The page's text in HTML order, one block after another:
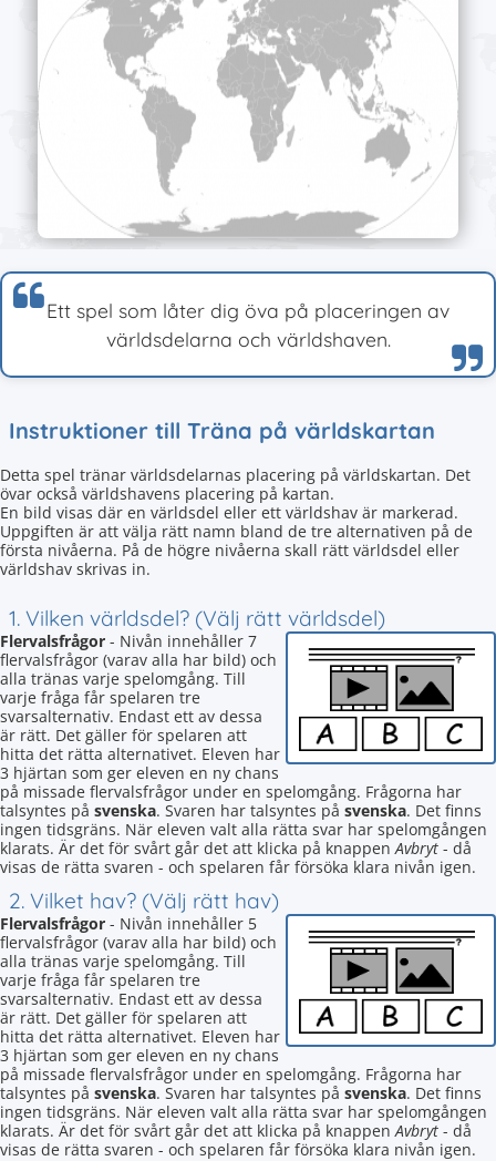
Ett spel som låter dig öva på placeringen av
världsdelarna och världshaven.
Instruktioner till Träna på världskartan
Detta spel tränar världsdelarnas placering på världskartan. Det
övar också världshavens placering på kartan.
En bild visas där en världsdel eller ett världshav är markerad.
Uppgiften är att välja rätt namn bland de tre alternativen på de
första nivåerna. På de högre nivåerna skall rätt världsdel eller
världshav skrivas in.
1. Vilken världsdel? (Välj rätt världsdel)
Flervalsfrågor - Nivån innehåller 7
flervalsfrågor (varav alla har bild) och
alla tränas varje spelomgång. Till
varje fråga får spelaren tre
svarsalternativ. Endast ett av dessa
är rätt. Det gäller för spelaren att
hitta det rätta alternativet. Eleven har
3 hjärtan som ger eleven en ny chans
på missade flervalsfrågor under en spelomgång. Frågorna har
talsyntes på svenska. Svaren har talsyntes på svenska. Det finns
ingen tidsgräns. När eleven valt alla rätta svar har spelomgången
klarats. Är det för svårt går det att klicka på knappenAvbryt - då
visas de rätta svaren - och spelaren får försöka klara nivån igen.
2. Vilket hav? (Välj rätt hav)
Flervalsfrågor - Nivån innehåller 5
flervalsfrågor (varav alla har bild) och
alla tränas varje spelomgång. Till
varje fråga får spelaren tre
svarsalternativ. Endast ett av dessa
är rätt. Det gäller för spelaren att
hitta det rätta alternativet. Eleven har
3 hjärtan som ger eleven en ny chans
på missade flervalsfrågor under en spelomgång. Frågorna har
talsyntes på svenska. Svaren har talsyntes på svenska. Det finns
ingen tidsgräns. När eleven valt alla rätta svar har spelomgången
klarats. Är det för svårt går det att klicka på knappenAvbryt - då
visas de rätta svaren - och spelaren får försöka klara nivån igen.